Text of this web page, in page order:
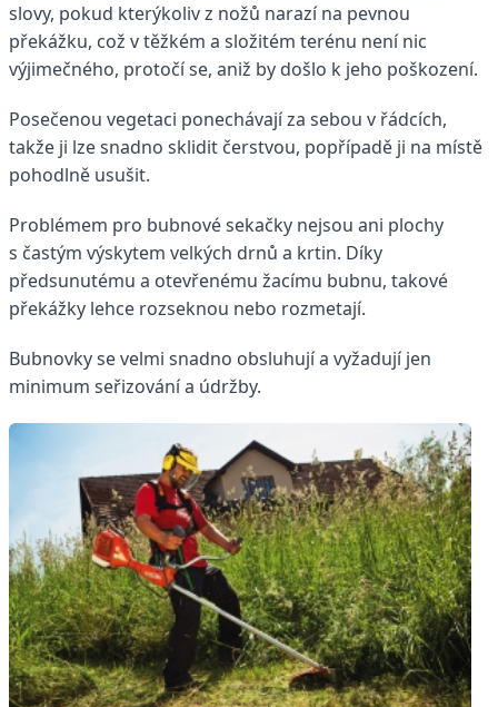
slovy, pokud kterýkoliv z nožů narazí na pevnou
překážku, což v těžkém a složitém terénu není nic
výjimečného, protočí se, aniž by došlo k jeho poškození.
Posečenou vegetaci ponechávají za sebou v řádcích,
takže ji lze snadno sklidit čerstvou, popřípadě ji na místě
pohodlně usušit.
Problémem pro bubnové sekačky nejsou ani plochy
s častým výskytem velkých drnů a krtin. Díky
předsunutému a otevřenému žacímu bubnu, takové
překážky lehce rozseknou nebo rozmetají.
Bubnovky se velmi snadno obsluhují a vyžadují jen
minimum seřizování a údržby.